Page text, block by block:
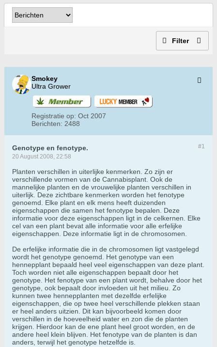
Filter
Smokey
Ultra Grower
Registratie op: Oct 2007
Berichten: 2488
#1
Genotype en fenotype.
20 August 2008, 22:58
Planten verschillen in uiterlijke kenmerken. Zo zijn er
verschillende vormen van de Cannabisplant. Ook de
mannelijke planten en de vrouwelijke planten verschillen in
uiterlijk. Deze zichtbare kenmerken worden het fenotype
genoemd. Elke plant en elk mens heeft duizenden
eigenschappen die samen het fenotype bepalen. Deze
informatie voor deze eigenschappen ligt in de celkernen. Elke
cel van een plant bevat alle informatie voor alle erfelijke
eigenschappen. Deze informatie ligt in de chromosomen.
De erfelijke informatie die in de chromosomen ligt vastgelegd
wordt het genotype genoemd. Het genotype van een
hennepplant bepaald heel veel eigenschappen van deze plant.
Toch worden niet alle eigenschappen bepaalt door het
genotype. Het fenotype van een plant wordt, behalve door het
genotype, ook bepaalt door invloeden uit het milieu. Zo
kunnen twee hennepplanten met dezelfde erfelijke
eigenschappen, die op twee heel verschillende plekken staan
er heel anders uitzien. Dit kan bijvoorbeeld komen door
verschillen in de hoeveelheid water en zon die de planten
krijgen. Hierdoor kan de ene plant heel groot worden, en de
andere heel klein blijven. Het fenotype van de planten is dan
anders, terwijl het genotype hetzelfde is.